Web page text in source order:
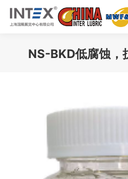
NS-BKD低腐蚀，